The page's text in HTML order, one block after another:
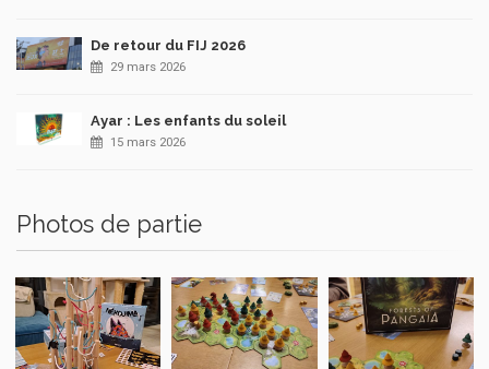
De retour du FIJ 2026
29 mars 2026
Ayar : Les enfants du soleil
15 mars 2026
Photos de partie